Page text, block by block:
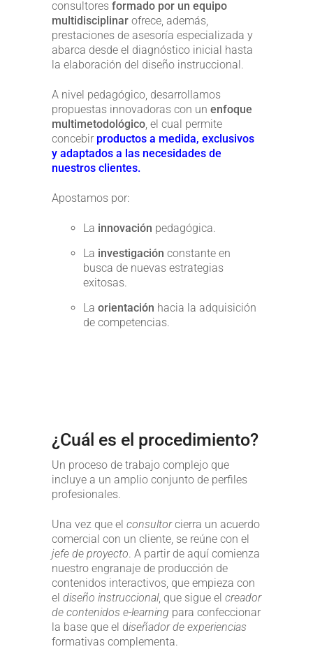
consultores formado por un equipo
multidisciplinar ofrece, además,
prestaciones de asesoría especializada y
abarca desde el diagnóstico inicial hasta
la elaboración del diseño instruccional.
A nivel pedagógico, desarrollamos
propuestas innovadoras con un enfoque
multimetodológico, el cual permite
concebir productos a medida, exclusivos
y adaptados a las necesidades de
nuestros clientes.
Apostamos por:
La innovación pedagógica.
La investigación constante en
busca de nuevas estrategias
exitosas.
La orientación hacia la adquisición
de competencias.
¿Cuál es el procedimiento?
Un proceso de trabajo complejo que
incluye a un amplio conjunto de perfiles
profesionales.
Una vez que el consultorcierra un acuerdo
comercial con un cliente, se reúne con el
jefe de proyecto. A partir de aquí comienza
nuestro engranaje de producción de
contenidos interactivos, que empieza con
el diseño instruccional, que sigue el creador
de contenidos e-learning para confeccionar
la base que el diseñador de experiencias
formativas complementa.